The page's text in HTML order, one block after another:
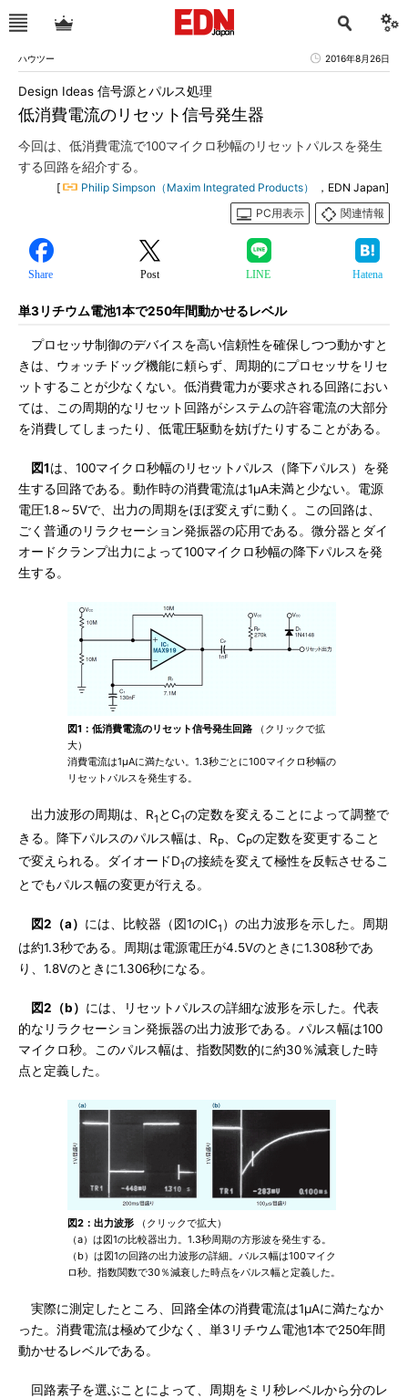
ハウツー 2016年8月26日
低消費電流のリセット信号発生器
Design Ideas 信号源とパルス処理
今回は、低消費電流で100マイクロ秒幅のリセットパルスを発生
する回路を紹介する。
[ Philip Simpson（Maxim Integrated Products）
，EDN Japan]
PC用表示
関連情報
Share Post LINE Hatena
単3リチウム電池1本で250年間動かせるレベル
プロセッサ制御のデバイスを高い信頼性を確保しつつ動かすと
きは、ウォッチドッグ機能に頼らず、周期的にプロセッサをリセ
ットすることが少なくない。低消費電力が要求される回路におい
ては、この周期的なリセット回路がシステムの許容電流の大部分
を消費してしまったり、低電圧駆動を妨げたりすることがある。
図1は、100マイクロ秒幅のリセットパルス（降下パルス）を発
生する回路である。動作時の消費電流は1μA未満と少ない。電源
電圧1.8～5Vで、出力の周期をほぼ変えずに動く。この回路は、
ごく普通のリラクセーション発振器の応用である。微分器とダイ
オードクランプ出力によって100マイクロ秒幅の降下パルスを発
生する。
図1：低消費電流のリセット信号発生回路 （クリックで拡
大）
消費電流は1μAに満たない。1.3秒ごとに100マイクロ秒幅の
リセットパルスを発生する。
出力波形の周期は、R1 とC1の定数を変えることによって調整で
きる。降下パルスのパルス幅は、RP 、CPの定数を変更すること
で変えられる。ダイオードD1の接続を変えて極性を反転させるこ
とでもパルス幅の変更が行える。
図2（a） には、比較器（図1のIC1 ）の出力波形を示した。周期
は約1.3秒である。周期は電源電圧が4.5Vのときに1.308秒であ
り、1.8Vのときに1.306秒になる。
図2（b） には、リセットパルスの詳細な波形を示した。代表
的なリラクセーション発振器の出力波形である。パルス幅は100
マイクロ秒。このパルス幅は、指数関数的に約30％減衰した時
点と定義した。
図2：出力波形 （クリックで拡大）
（a）は図1の比較器出力。1.3秒周期の方形波を発生する。
（b）は図1の回路の出力波形の詳細。パルス幅は100マイク
ロ秒。指数関数で30％減衰した時点をパルス幅と定義した。
実際に測定したところ、回路全体の消費電流は1μAに満たなか
った。消費電流は極めて少なく、単3リチウム電池1本で250年間
動かせるレベルである。
回路素子を選ぶことによって、周期をミリ秒レベルから分のレ